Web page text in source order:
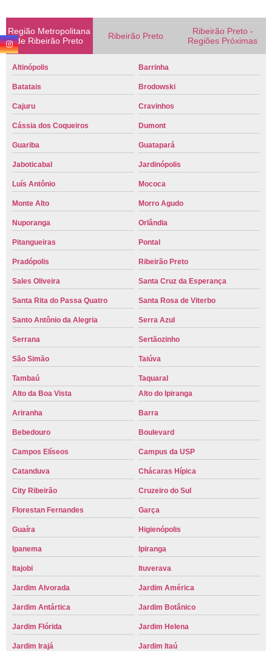
Região Metropolitana
de Ribeirão Preto
Ribeirão Preto
Ribeirão Preto -
Regiões Próximas
Altinópolis Barrinha
Batatais Brodowski
Cajuru Cravinhos
Cássia dos Coqueiros Dumont
Guariba Guatapará
Jaboticabal Jardinópolis
Luís Antônio Mococa
Monte Alto Morro Agudo
Nuporanga Orlândia
Pitangueiras Pontal
Pradópolis Ribeirão Preto
Sales Oliveira Santa Cruz da Esperança
Santa Rita do Passa Quatro Santa Rosa de Viterbo
Santo Antônio da Alegria Serra Azul
Serrana Sertãozinho
São Simão Taiúva
Tambaú
Taquaral
Alto da Boa Vista
Alto do Ipiranga
Ariranha Barra
Bebedouro Boulevard
Campos Elíseos Campus da USP
Catanduva Chácaras Hípica
City Ribeirão Cruzeiro do Sul
Florestan Fernandes Garça
Guaíra Higienópolis
Ipanema Ipiranga
Itajobi Ituverava
Jardim Alvorada Jardim América
Jardim Antártica Jardim Botânico
Jardim Flórida Jardim Helena
Jardim Irajá Jardim Itaú